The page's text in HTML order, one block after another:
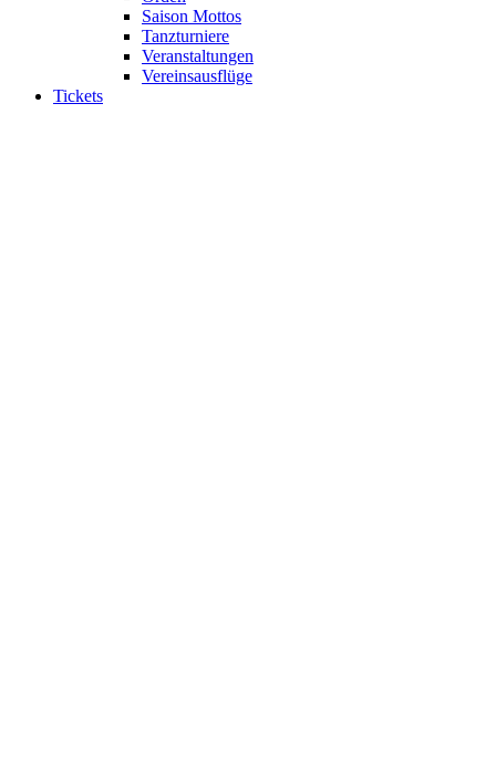
Saison Mottos
Tanzturniere
Veranstaltungen
Vereinsausflüge
Tickets